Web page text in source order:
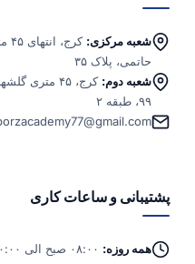
شعبه مرکزی:
حاتمی، پلاک ۳۵
شعبه دوم:
کرج، ۴۵
۹۹، طبقه ۲
پشتیبانی و ساعات کاری
همه روزه: